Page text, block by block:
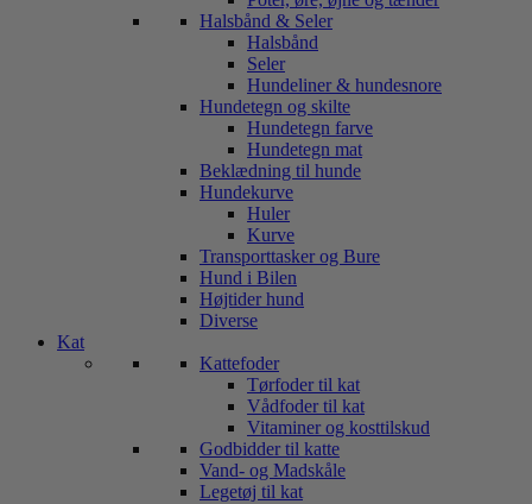
Halsbånd & Seler
Halsbånd
Seler
Hundeliner & hundesnore
Hundetegn og skilte
Hundetegn farve
Hundetegn mat
Beklædning til hunde
Hundekurve
Huler
Kurve
Transporttasker og Bure
Hund i Bilen
Højtider hund
Diverse
Kat
Kattefoder
Tørfoder til kat
Vådfoder til kat
Vitaminer og kosttilskud
Godbidder til katte
Vand- og Madskåle
Legetøj til kat